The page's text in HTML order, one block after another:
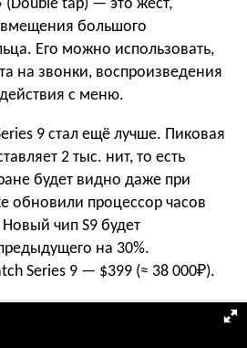
tap) — это жест,
большого
Его можно использовать,
на звонки, воспроизведения
с меню.
9 стал ещё лучше. Пиковая
2 тыс. нит, то есть
будет видно даже при
обновили процессор часов
чип S9 будет
на 30%.
Series 9 — $399 (≈ 38 000₽).